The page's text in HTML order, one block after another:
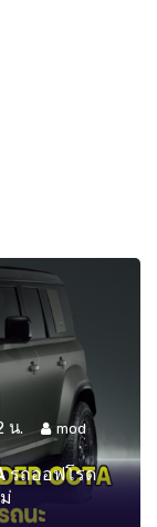
น. mod
รถออฟโรด